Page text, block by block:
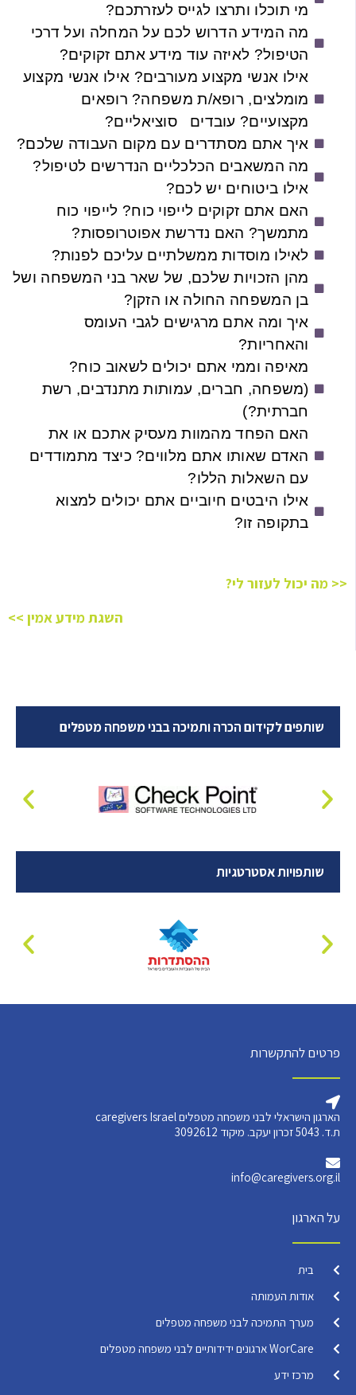
מי תוכלו ותרצו לגייס לעזרתכם?
מה המידע הדרוש לכם על המחלה ועל דרכי
הטיפול? לאיזה עוד מידע אתם זקוקים?
אילו אנשי מקצוע מעורבים? אילו אנשי מקצוע
מומלצים, רופא/ת משפחה? רופאים
מקצועיים? עובדים סוציאליים?
איך אתם מסתדרים עם מקום העבודה שלכם?
מה המשאבים הכלכליים הנדרשים לטיפול?
אילו ביטוחים יש לכם?
האם אתם זקוקים לייפוי כוח? לייפוי כוח
מתמשך? האם נדרשת אפוטרופסות?
לאילו מוסדות ממשלתיים עליכם לפנות?
מהן הזכויות שלכם, של שאר בני המשפחה ושל
בן המשפחה החולה או הזקן?
איך ומה אתם מרגישים לגבי העומס
והאחריות?
מאיפה וממי אתם יכולים לשאוב כוח?
(משפחה, חברים, עמותות מתנדבים, רשת
חברתית?)
האם הפחד מהמוות מעסיק אתכם או את
האדם שאותו אתם מלווים? כיצד מתמודדים
עם השאלות הללו?
אילו היבטים חיוביים אתם יכולים למצוא
בתקופה זו?
<< מה יכול לעזור לי?
השגת מידע אמין >>
שותפים לקידום הכרה ותמיכה בבני משפחה מטפלים
שותפויות אסטרטגיות
פרטים להתקשרות
הארגון הישראלי לבני משפחה מטפלים caregivers Israel
ת.ד. 5043 זכרון יעקב. מיקוד 3092612
info@caregivers.org.il
על הארגון
בית
אודות העמותה
מערך התמיכה לבני משפחה מטפלים
WorCare ארגונים ידידותיים לבני משפחה מטפלים
מרכז ידע